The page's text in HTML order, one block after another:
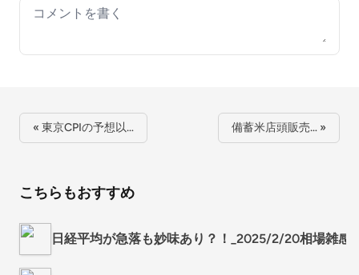
Your comment
« 東京CPIの予想以… 備蓄米店頭販売… »
こちらもおすすめ
日経平均が急落も妙味あり？！_2025/2/20相場雑感